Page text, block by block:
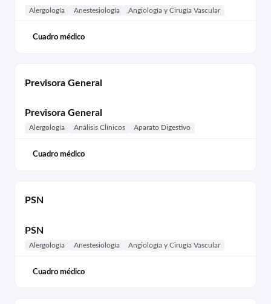
Alergología Anestesiología Angiología y Cirugía Vascular
Cuadro médico
Previsora General
Previsora General
Alergología Análisis Clínicos Aparato Digestivo
Cuadro médico
PSN
PSN
Alergología Anestesiología Angiología y Cirugía Vascular
Cuadro médico